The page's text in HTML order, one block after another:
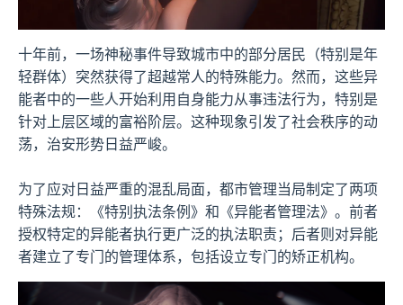
十年前，一场神秘事件导致城市中的部分居民（特别是年
轻群体）突然获得了超越常人的特殊能力。然而，这些异
能者中的一些人开始利用自身能力从事违法行为，特别是
针对上层区域的富裕阶层。这种现象引发了社会秩序的动
荡，治安形势日益严峻。
为了应对日益严重的混乱局面，都市管理当局制定了两项
特殊法规：《特别执法条例》和《异能者管理法》。前者
授权特定的异能者执行更广泛的执法职责；后者则对异能
者建立了专门的管理体系，包括设立专门的矫正机构。